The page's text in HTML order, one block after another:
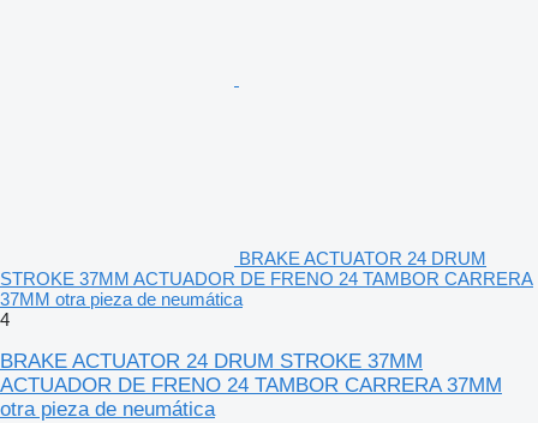
BRAKE ACTUATOR 24 DRUM
STROKE 37MM ACTUADOR DE FRENO 24 TAMBOR CARRERA
37MM otra pieza de neumática
4
BRAKE ACTUATOR 24 DRUM STROKE 37MM
ACTUADOR DE FRENO 24 TAMBOR CARRERA 37MM
otra pieza de neumática